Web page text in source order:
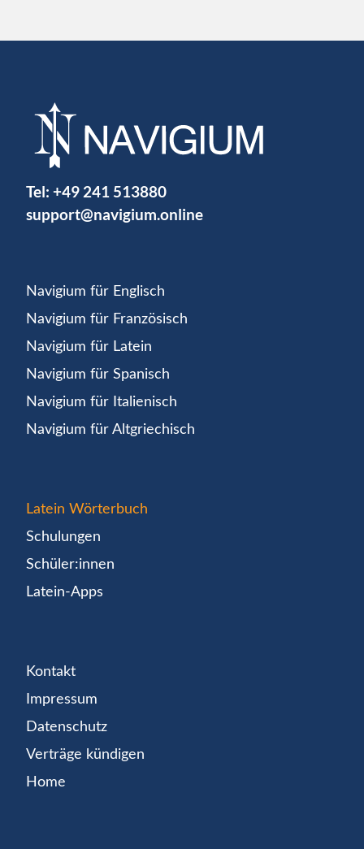
Tel: +49 241 513880
support@navigium.online
Navigium für Englisch
Navigium für Französisch
Navigium für Latein
Navigium für Spanisch
Navigium für Italienisch
Navigium für Altgriechisch
Latein Wörterbuch
Schulungen
Schüler:innen
Latein-Apps
Kontakt
Impressum
Datenschutz
Verträge kündigen
Home